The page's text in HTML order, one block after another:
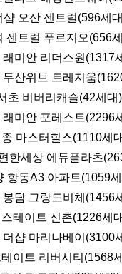
샵 오산 센트럴(596세
센트럴 푸르지오(656
래미안 리더스원(1317
두산위브 트레지움
초 비버리캐슬(42세대)
래미안 포레스트(2296
마스터힐스(1110세
한세상 에듀플라츠
항동A3 아파트(1059
봉담 그랑드비체(1456
스테이트 신촌(1226세
더샵 마리나베이(3100
이트 리버시티(1568